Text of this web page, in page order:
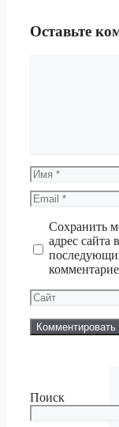
Оставьте
Имя
Email
Сохранить
адрес сайта
Сайт
Поиск